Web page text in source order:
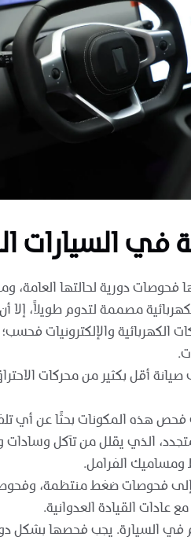
في السيارات
دورية لحالتها العامة،
مصممة لتدوم طويلاً، إلا
الكهربائية والإلكترونيات
صيانة أقل بكثير من محركات
هذه المكونات بحثًا عن أي
الذي يقلل من تآكل وسادات
ومساميك الفرامل.
إلى فحوصات ضغط منتظمة،
عادات القيادة العدوانية.
في السيارة. يجب فحصها بشكل